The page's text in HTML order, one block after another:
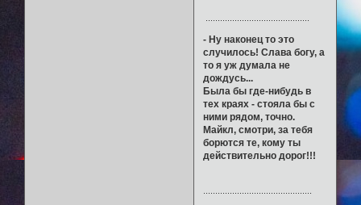
- Ну наконец то это
случилось! Слава богу, а
то я уж думала не
дождусь...
Была бы где-нибудь в
тех краях - стояла бы с
ними рядом, точно.
Майкл, смотри, за тебя
борются те, кому ты
действительно дорог!!!